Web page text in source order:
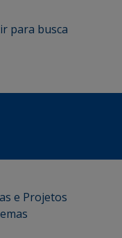
ir para busca
e Projetos